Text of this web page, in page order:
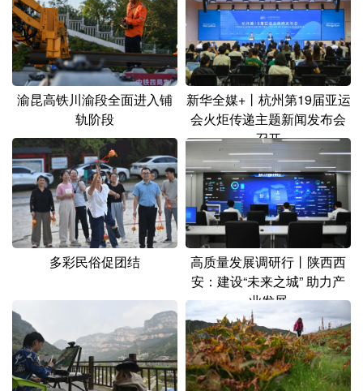
渝昆高铁川渝段全面进入铺
轨阶段
新华全媒+丨杭州第19届亚运
会火炬传递主题新闻发布会
召开
多彩民俗促团结
高质量发展调研行丨陕西西
安：建设“未来之城” 助力产
业发展